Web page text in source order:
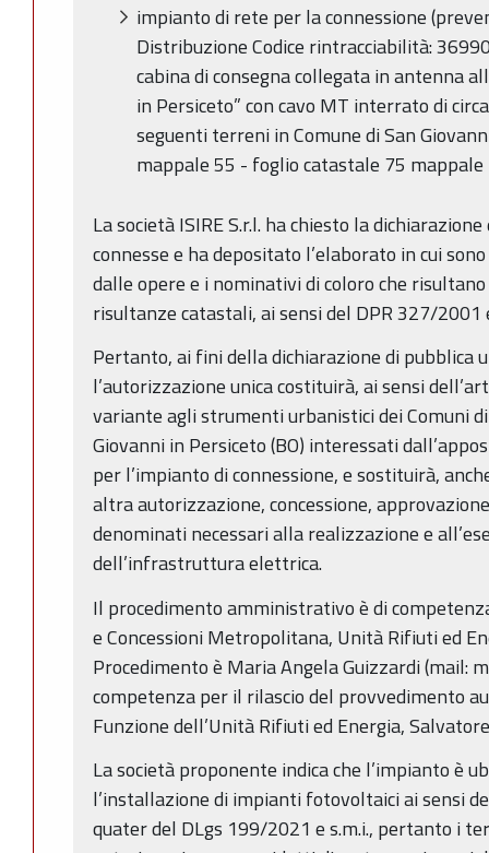
impianto di rete per la connessione
Distribuzione Codice rintracciabilità:
cabina di consegna collegata in antenna
in Persiceto” con cavo MT interrato di
seguenti terreni in Comune di San
mappale 55 - foglio catastale 75 mappale
La società ISIRE S.r.l. ha chiesto la
connesse e ha depositato l’elaborato in cui
dalle opere e i nominativi di coloro che
risultanze catastali, ai sensi del DPR 327/2001
Pertanto, ai fini della dichiarazione di pubblica
l’autorizzazione unica costituirà, ai sensi
variante agli strumenti urbanistici dei Comuni di
Giovanni in Persiceto (BO) interessati
per l’impianto di connessione, e sostituirà,
altra autorizzazione, concessione,
denominati necessari alla realizzazione e
dell’infrastruttura elettrica.
Il procedimento amministrativo è di
e Concessioni Metropolitana, Unità Rifiuti ed
Procedimento è Maria Angela Guizzardi (mail:
competenza per il rilascio del provvedimento
Funzione dell’Unità Rifiuti ed Energia,
La società proponente indica che l’impianto è
l’installazione di impianti fotovoltaici ai sensi
quater del DLgs 199/2021 e s.m.i., pertanto i